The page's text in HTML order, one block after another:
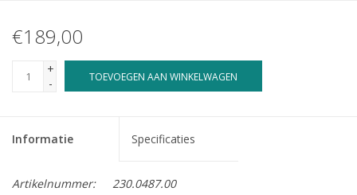
€189,00
+
-
TOEVOEGEN AAN WINKELWAGEN
Informatie Specificaties
Artikelnummer:
230.0487.00